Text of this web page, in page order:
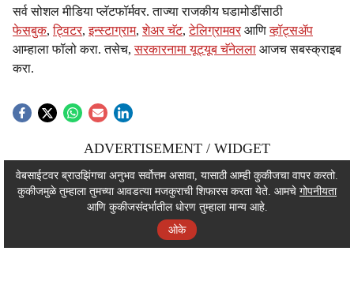
सर्व सोशल मीडिया प्लॅटफॉर्मवर. ताज्या राजकीय घडामोडींसाठी
फेसबुक,ट्विटर,इन्स्टाग्राम,शेअर चॅट,टेलिग्रामवर आणिव्हॉट्सॲप
आम्हाला फॉलो करा. तसेच,सरकारनामा यूट्यूब चॅनेलला आजच सबस्क्राइब
करा.
ADVERTISEMENT / WIDGET
ADVERTISEMENT / WIDGET
ADVERTISEMENT / WIDGET
वेबसाईटवर ब्राउझिंगचा अनुभव सर्वोत्तम असावा, यासाठी आम्ही कुकीजचा वापर करतो.
कुकीजमुळे तुम्हाला तुमच्या आवडत्या मजकुराची शिफारस करता येते. आमचे गोपनीयता
आणि कुकीजसंदर्भातील धोरण तुम्हाला मान्य आहे.
ओके